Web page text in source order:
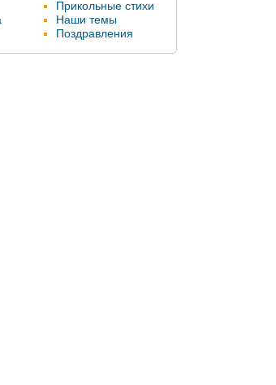
Прикольные стихи
Наши темы
Поздравления